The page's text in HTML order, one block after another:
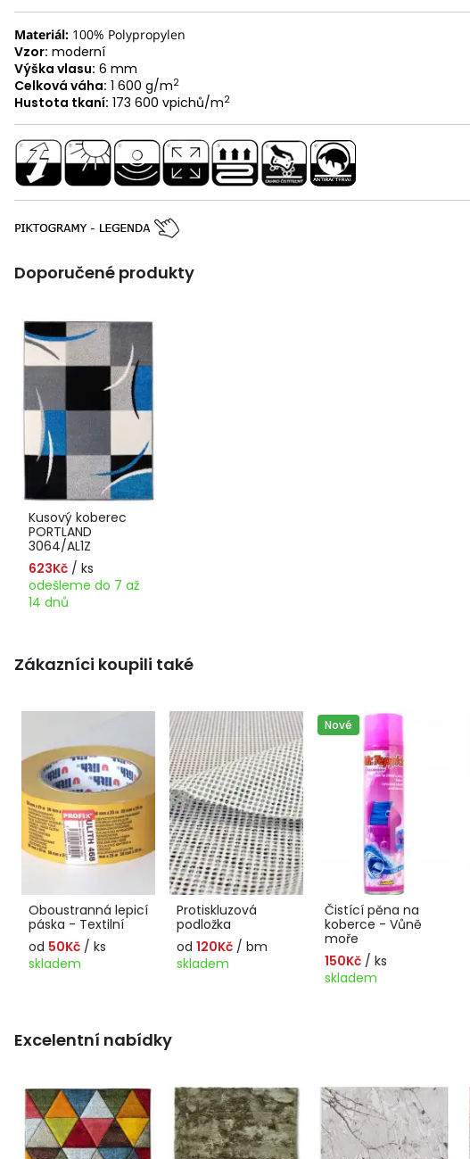
Materiál: 100% Polypropylen
Vzor: moderní
Výška vlasu: 6 mm
Celková váha: 1 600 g/m2
Hustota tkaní: 173 600 vpichů/m2
Doporučené produkty
Kusový koberec
PORTLAND
3064/AL1Z
623Kč / ks
odešleme do 7 až
14 dnů
Zákazníci koupili také
Oboustranná lepicí
páska - Textilní
od 50Kč / ks
skladem
Protiskluzová
podložka
od 120Kč / bm
skladem
Čistící pěna na
koberce - Vůně
moře
150Kč / ks
skladem
Nové
Excelentní nabídky